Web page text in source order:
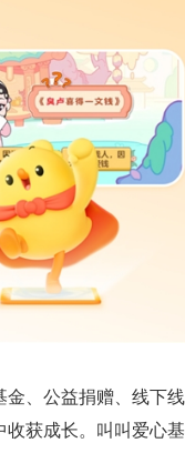
、公益捐赠、线下
获成长。叫叫爱心